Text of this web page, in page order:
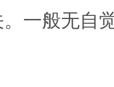
一般无自